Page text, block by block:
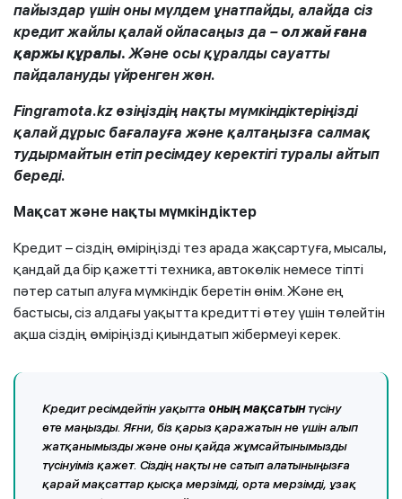
пайыздар үшін оны мүлдем ұнатпайды, алайда сіз
кредит жайлы қалай ойласаңыз да – ол жай ғана
қаржы құралы. Және осы құралды сауатты
пайдалануды үйренген жөн.
Fingramota.kz өзіңіздің нақты мүмкіндіктеріңізді
қалай дұрыс бағалауға және қалтаңызға салмақ
тудырмайтын етіп ресімдеу керектігі туралы айтып
береді.
Мақсат және нақты мүмкіндіктер
Кредит – сіздің өміріңізді тез арада жақсартуға, мысалы,
қандай да бір қажетті техника, автокөлік немесе тіпті
пәтер сатып алуға мүмкіндік беретін өнім. Және ең
бастысы, сіз алдағы уақытта кредитті өтеу үшін төлейтін
ақша сіздің өміріңізді қиындатып жібермеуі керек.
Кредит ресімдейтін уақытта оның мақсатынтүсіну
өте маңызды. Яғни, біз қарыз қаражатын не үшін алып
жатқанымызды және оны қайда жұмсайтынымызды
түсінуіміз қажет. Сіздің нақты не сатып алатыныңызға
қарай мақсаттар қысқа мерзімді, орта мерзімді, ұзақ